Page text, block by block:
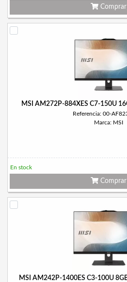
Comprar
MSI AM272P-884XES C7-150U
Referencia: 00-
Marca: MSI
En stock
Comprar
MSI AM242P-1400ES C3-100U